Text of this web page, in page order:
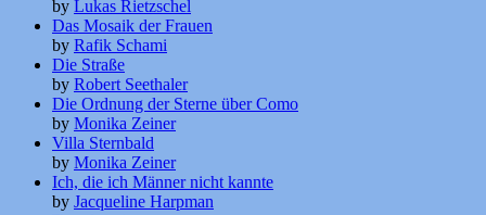
by Lukas Rietzschel
Das Mosaik der Frauen
by Rafik Schami
Die Straße
by Robert Seethaler
Die Ordnung der Sterne über Como
by Monika Zeiner
Villa Sternbald
by Monika Zeiner
Ich, die ich Männer nicht kannte
by Jacqueline Harpman